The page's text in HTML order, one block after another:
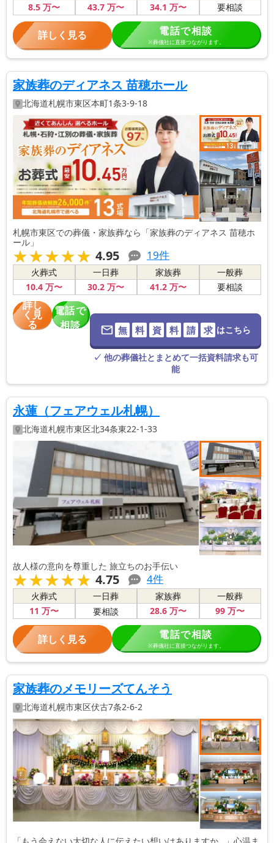
8.5万〜
43.7 万〜
34.1 万〜
要相談
詳しく見る 電話で相談
※葬儀社に直接つながります。
家族葬のディアネス 苗穂ホール
北海道札幌市東区本町1条3-9-18
札幌市東区での葬儀・家族葬なら「家族葬のディアネス 苗穂ホ
ール」
★★★★★
★★★★★ 4.95 19件
火葬式
10.4万〜
一日葬
30.2 万〜
家族葬
41.2万〜
一般葬
要相談
詳し
く見
る
電話で
相談
無 料 資 料 請 求 はこちら
✓ 他の葬儀社とまとめて一括資料請求も可
能
永蓮（フェアウェル札幌）
北海道札幌市東区北34条東22-1-33
故人様の意向を尊重した 旅立ちのお手伝い
★★★★★
★★★★★ 4.75 4件
火葬式
11 万〜
一日葬
要相談
家族葬
28.6万〜
一般葬
99 万〜
詳しく見る 電話で相談
※葬儀社に直接つながります。
家族葬のメモリーズてんそう
北海道札幌市東区伏古7条2-6-2